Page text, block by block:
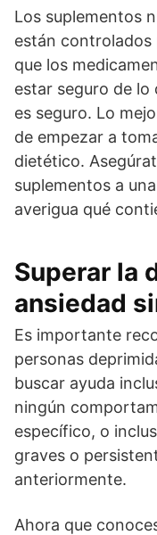
Los suplementos
están controlados
que los
estar seguro de lo
es seguro. Lo
de empezar a
dietético.
suplementos a
averigua qué
Superar la
ansiedad
Es importante
personas
buscar ayuda
ningún
específico, o
graves o
anteriormente.
Ahora que